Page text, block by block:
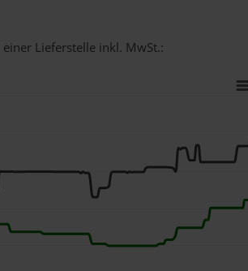
Lieferstelle inkl. MwSt.: